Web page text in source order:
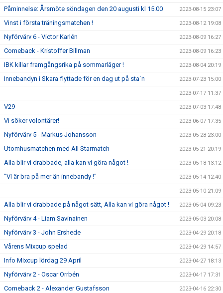
Påminnelse: Årsmöte söndagen den 20 augusti kl 15.00 2023-08-15 23:07
Vinst i första träningsmatchen ! 2023-08-12 19:08
Nyförvärv 6 - Victor Karlén 2023-08-09 16:27
Comeback - Kristoffer Billman 2023-08-09 16:23
IBK killar framgångsrika på sommarläger ! 2023-08-04 20:19
Innebandyn i Skara flyttade för en dag ut på sta´n 2023-07-23 15:00
2023-07-17 11:37
V29 2023-07-03 17:48
Vi söker volontärer! 2023-06-07 17:35
Nyförvärv 5 - Markus Johansson 2023-05-28 23:00
Utomhusmatchen med All Starmatch 2023-05-21 20:19
Alla blir vi drabbade, alla kan vi göra något ! 2023-05-18 13:12
"Vi är bra på mer än innebandy !" 2023-05-14 12:40
2023-05-10 21:09
Alla blir vi drabbade på något sätt, Alla kan vi göra något ! 2023-05-04 09:23
Nyförvärv 4 - Liam Savinainen 2023-05-03 20:08
Nyförvärv 3 - John Ershede 2023-04-29 20:18
Vårens Mixcup spelad 2023-04-29 14:57
Info Mixcup lördag 29 April 2023-04-27 18:13
Nyförvärv 2 - Oscar Orrbén 2023-04-17 17:31
Comeback 2 - Alexander Gustafsson 2023-04-16 22:30